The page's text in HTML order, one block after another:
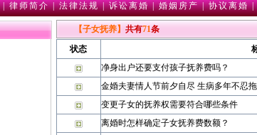
|律师简介|法律法规|诉讼离婚|婚姻房产|协议离婚
【子女抚养】 共有71条
状态
净身出户还要支付孩子抚养费吗？
金婚夫妻情人节前夕自尽 生病多年不忍
变更子女的抚养权需要符合哪些条件
离婚时怎样确定子女抚养费数额？